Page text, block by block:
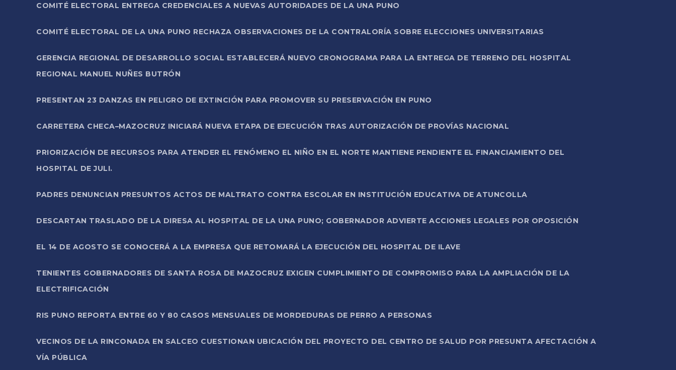
COMITÉ ELECTORAL ENTREGA CREDENCIALES A NUEVAS AUTORIDADES DE LA UNA PUNO
COMITÉ ELECTORAL DE LA UNA PUNO RECHAZA OBSERVACIONES DE LA CONTRALORÍA SOBRE ELECCIONES UNIVERSITARIAS
GERENCIA REGIONAL DE DESARROLLO SOCIAL ESTABLECERÁ NUEVO CRONOGRAMA PARA LA ENTREGA DE TERRENO DEL HOSPITAL
REGIONAL MANUEL NUÑES BUTRÓN
PRESENTAN 23 DANZAS EN PELIGRO DE EXTINCIÓN PARA PROMOVER SU PRESERVACIÓN EN PUNO
CARRETERA CHECA–MAZOCRUZ INICIARÁ NUEVA ETAPA DE EJECUCIÓN TRAS AUTORIZACIÓN DE PROVÍAS NACIONAL
PRIORIZACIÓN DE RECURSOS PARA ATENDER EL FENÓMENO EL NIÑO EN EL NORTE MANTIENE PENDIENTE EL FINANCIAMIENTO DEL
HOSPITAL DE JULI.
PADRES DENUNCIAN PRESUNTOS ACTOS DE MALTRATO CONTRA ESCOLAR EN INSTITUCIÓN EDUCATIVA DE ATUNCOLLA
DESCARTAN TRASLADO DE LA DIRESA AL HOSPITAL DE LA UNA PUNO; GOBERNADOR ADVIERTE ACCIONES LEGALES POR OPOSICIÓN
EL 14 DE AGOSTO SE CONOCERÁ A LA EMPRESA QUE RETOMARÁ LA EJECUCIÓN DEL HOSPITAL DE ILAVE
TENIENTES GOBERNADORES DE SANTA ROSA DE MAZOCRUZ EXIGEN CUMPLIMIENTO DE COMPROMISO PARA LA AMPLIACIÓN DE LA
ELECTRIFICACIÓN
RIS PUNO REPORTA ENTRE 60 Y 80 CASOS MENSUALES DE MORDEDURAS DE PERRO A PERSONAS
VECINOS DE LA RINCONADA EN SALCEO CUESTIONAN UBICACIÓN DEL PROYECTO DEL CENTRO DE SALUD POR PRESUNTA AFECTACIÓN A
VÍA PÚBLICA